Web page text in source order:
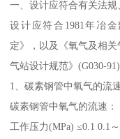
一、设计应符合有关法规
设计应符合1981年冶
定》，以及《氧气及相
气站设计规范》(G030-
1、碳素钢管中氧气的流
碳素钢管中氧气的流速：
工作压力(MPa) ≤0.1 0.1